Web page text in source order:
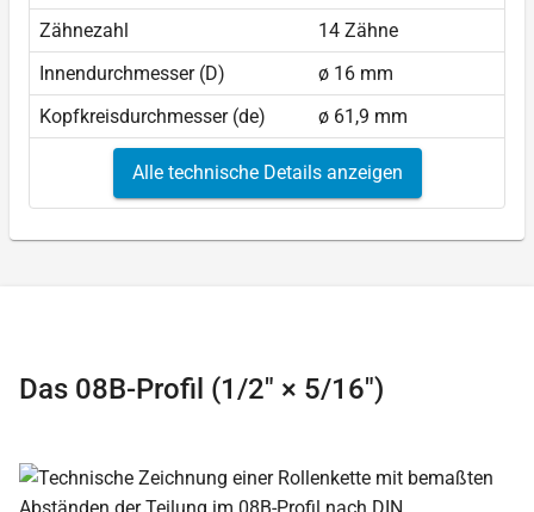
Zähnezahl
14 Zähne
Innendurchmesser (D)
ø 16 mm
Kopfkreisdurchmesser (de)
ø 61,9 mm
Alle technische Details anzeigen
Das 08B-Profil (1/2″ × 5/16″)